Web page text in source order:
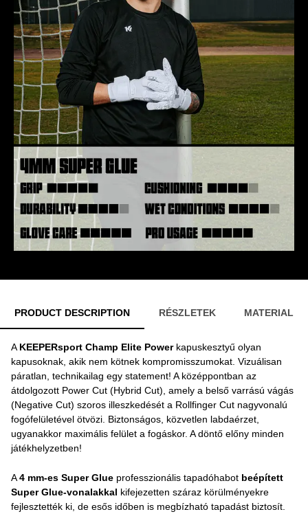
PRODUCT DESCRIPTION RÉSZLETEK MATERIAL
A KEEPERsport Champ Elite Power kapuskesztyű olyan
kapusoknak, akik nem kötnek kompromisszumokat. Vizuálisan
páratlan, technikailag egy statement! A középpontban az
átdolgozott Power Cut (Hybrid Cut), amely a belső varrású vágás
(Negative Cut) szoros illeszkedését a Rollfinger Cut nagyvonalú
fogófelületével ötvözi. Biztonságos, közvetlen labdaérzet,
ugyanakkor maximális felület a fogáskor. A döntő előny minden
játékhelyzetben!
A4 mm-es Super Glue professzionális tapadóhabot beépített
Super Glue-vonalakkal kifejezetten száraz körülményekre
fejlesztették ki, de esős időben is megbízható tapadást biztosít.